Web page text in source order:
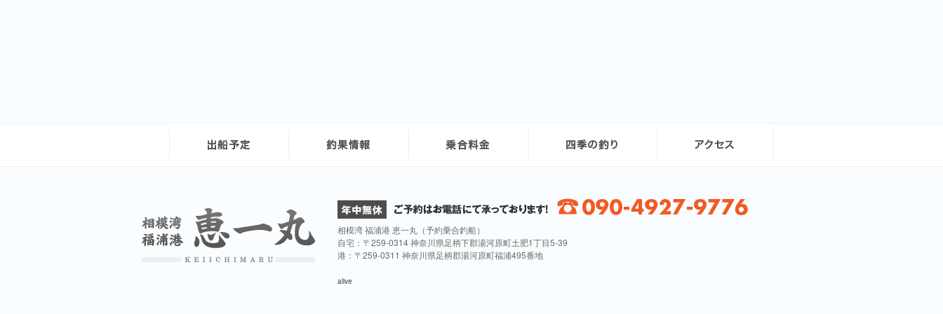
相模湾 福浦港 恵一丸（予約乗合釣船）
自宅：〒259-0314 神奈川県足柄下郡湯河原町土肥1丁目5-39
港：〒259-0311 神奈川県足柄郡湯河原町福浦495番地
alive